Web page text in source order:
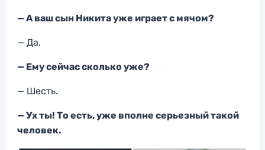
— А ваш сын Никита уже играет с мячом?
— Да.
— Ему сейчас сколько уже?
— Шесть.
— Ух ты! То есть, уже вполне серьезный такой
человек.